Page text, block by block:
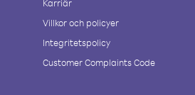
Karriär
Villkor och policyer
Integritetspolicy
Customer Complaints Code